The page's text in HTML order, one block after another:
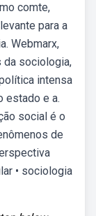
comte,
para a
Webmarx,
da sociologia,
intensa
estado e a.
social é o
de
• sociologia